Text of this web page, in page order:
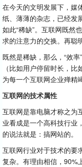
在今天的文明发展下，媒
纸、薄薄的杂志，已经发
如此“稀缺”。互联网既然
求的注意力的交换。再聪
既然是稀缺，那么，“效
（比如用户停留时长，
为每一个互联网企业殚精
互联网的技术属性
互联网是靠电脑才称之为
业看成是一个高科技行业
的说法就是：搞网站的。
互联网行业对于技术的要
复杂。有理由相信，90%